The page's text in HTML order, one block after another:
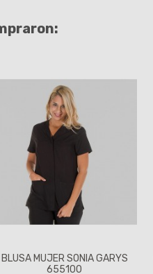
BLUSA MUJER SONIA GARYS
655100